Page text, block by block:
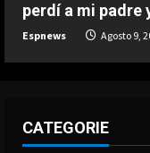
perdí a mi padre
Espnews Agosto 9,
CATEGORIE